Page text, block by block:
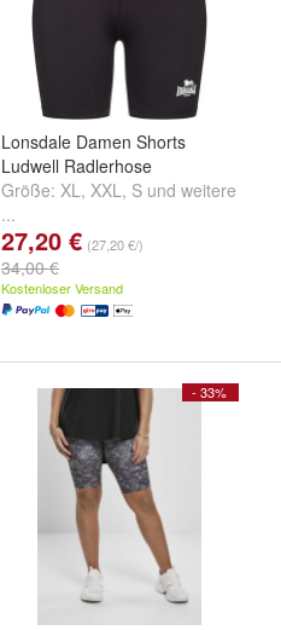
Lonsdale Damen Shorts
Ludwell Radlerhose
Größe: XL, XXL, S und weitere
...
27,20 € (27,20 €/)
34,00 €
Kostenloser Versand
- 33%